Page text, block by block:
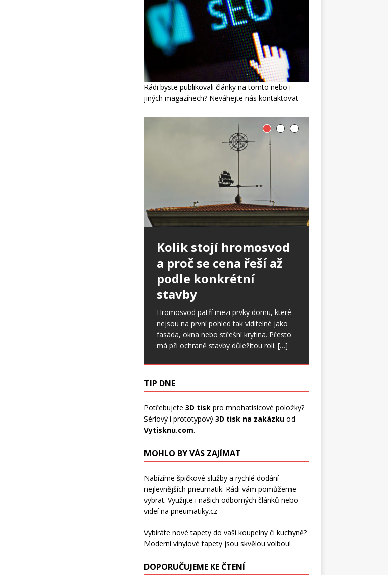
Rádi byste publikovali články na tomto nebo i
jiných magazínech? Neváhejte nás kontaktovat
Kolik stojí hromosvod
a proč se cena řeší až
podle konkrétní
stavby
Hromosvod patří mezi prvky domu, které
nejsou na první pohled tak viditelné jako
fasáda, okna nebo střešní krytina. Přesto
má při ochraně stavby důležitou roli. […]
TIP DNE
Potřebujete 3D tiskpro mnohatisícové položky?
Sériový i prototypový 3D tisk na zakázkuod
Vytisknu.com.
MOHLO BY VÁS ZAJÍMAT
Nabízíme špičkové služby a rychlé dodání
nejlevnějších pneumatik. Rádi vám pomůžeme
vybrat. Využijte i našich odborných článků nebo
videí na pneumatiky.cz
Vybíráte nové tapety do vaší koupelny či kuchyně?
Modernívinylové tapetyjsou skvělou volbou!
DOPORUČUJEME KE ČTENÍ